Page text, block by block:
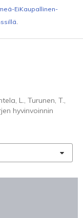
EiKaupallinen-
.
L., Turunen, T.,
hyvinvoinnin